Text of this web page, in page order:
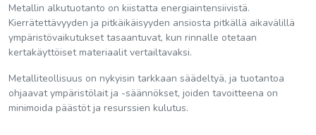
Metallin alkutuotanto on kiistatta energiaintensiivistä.
Kierrätettävyyden ja pitkäikäisyyden ansiosta pitkällä aikavälillä
ympäristövaikutukset tasaantuvat, kun rinnalle otetaan
kertakäyttöiset materiaalit vertailtavaksi.
Metalliteollisuus on nykyisin tarkkaan säädeltyä, ja tuotantoa
ohjaavat ympäristölait ja -säännökset, joiden tavoitteena on
minimoida päästöt ja resurssien kulutus.